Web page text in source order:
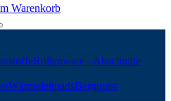
Warenkorb
Rollenware - Abschnitte
WärmeleitpadsBergquist